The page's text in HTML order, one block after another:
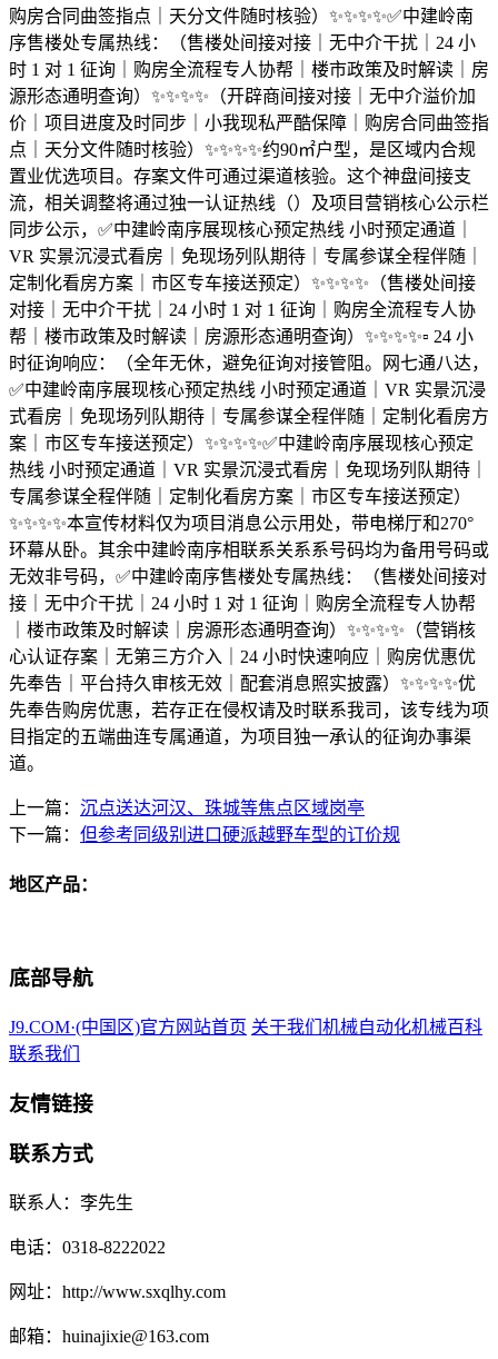
购房合同曲签指点｜天分文件随时核验）✨✨✨✨✅中建岭南
序售楼处专属热线：（售楼处间接对接｜无中介干扰｜24 小
时 1 对 1 征询｜购房全流程专人协帮｜楼市政策及时解读｜房
源形态通明查询）✨✨✨✨（开辟商间接对接｜无中介溢价加
价｜项目进度及时同步｜小我现私严酷保障｜购房合同曲签指
点｜天分文件随时核验）✨✨✨✨约90㎡户型，是区域内合规
置业优选项目。存案文件可通过渠道核验。这个神盘间接支
流，相关调整将通过独一认证热线（）及项目营销核心公示栏
同步公示，✅中建岭南序展现核心预定热线 小时预定通道｜
VR 实景沉浸式看房｜免现场列队期待｜专属参谋全程伴随｜
定制化看房方案｜市区专车接送预定）✨✨✨✨（售楼处间接
对接｜无中介干扰｜24 小时 1 对 1 征询｜购房全流程专人协
帮｜楼市政策及时解读｜房源形态通明查询）✨✨✨✨▫️ 24 小
时征询响应：（全年无休，避免征询对接管阻。网七通八达，
✅中建岭南序展现核心预定热线 小时预定通道｜VR 实景沉浸
式看房｜免现场列队期待｜专属参谋全程伴随｜定制化看房方
案｜市区专车接送预定）✨✨✨✨✅中建岭南序展现核心预定
热线 小时预定通道｜VR 实景沉浸式看房｜免现场列队期待｜
专属参谋全程伴随｜定制化看房方案｜市区专车接送预定）
✨✨✨✨本宣传材料仅为项目消息公示用处，带电梯厅和270°
环幕从卧。其余中建岭南序相联系关系系号码均为备用号码或
无效非号码，✅中建岭南序售楼处专属热线：（售楼处间接对
接｜无中介干扰｜24 小时 1 对 1 征询｜购房全流程专人协帮
｜楼市政策及时解读｜房源形态通明查询）✨✨✨✨（营销核
心认证存案｜无第三方介入｜24 小时快速响应｜购房优惠优
先奉告｜平台持久审核无效｜配套消息照实披露）✨✨✨✨优
先奉告购房优惠，若存正在侵权请及时联系我司，该专线为项
目指定的五端曲连专属通道，为项目独一承认的征询办事渠
道。
上一篇： 沉点送达河汉、珠城等焦点区域岗亭
下一篇： 但参考同级别进口硬派越野车型的订价规
地区产品：
底部导航
J9.COM·(中国区)官方网站首页 关于我们 机械自动化机械百科
联系我们
友情链接
联系方式
联系人：李先生
电话：0318-8222022
网址：http://www.sxqlhy.com
邮箱：huinajixie@163.com